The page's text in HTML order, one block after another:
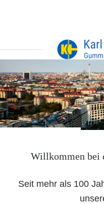
primary
navigation
main
content
footer
030 / 339384-0
this
Willkommen bei
Seit mehr als 100